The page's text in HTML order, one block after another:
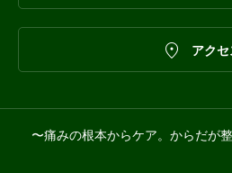
 アクセ
〜痛みの根本からケア。からだが